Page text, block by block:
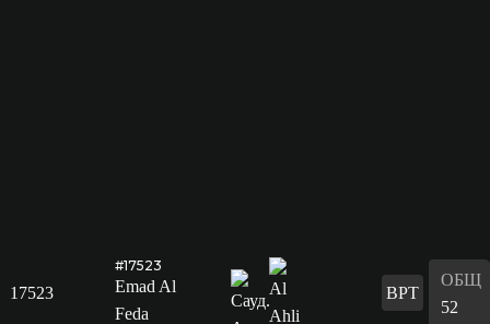
17523
#17523
Emad Al
Feda
ВРТ
ОБЩ
52